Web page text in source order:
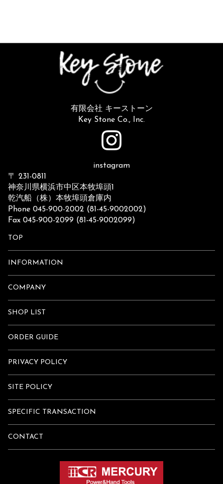
有限会社 キーストーン
Key Stone Co., Inc.
instagram
〒 231-0811
神奈川県横浜市中区本牧埠頭1
乾汽船（株）本牧埠頭倉庫内
Phone 045-900-2002 (81-45-9002002)
Fax 045-900-2099 (81-45-9002099)
TOP
INFORMATION
COMPANY
SHOP LIST
ORDER GUIDE
PRIVACY POLICY
SITE POLICY
SPECIFIC TRANSACTION
CONTACT